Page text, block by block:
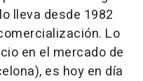
lleva desde 1982
Lo
en el mercado de
es hoy en día